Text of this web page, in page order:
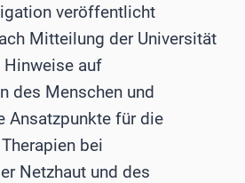
veröffentlicht
Mitteilung der Universität
Hinweise auf
des Menschen und
Ansatzpunkte für die
bei
Netzhaut und des